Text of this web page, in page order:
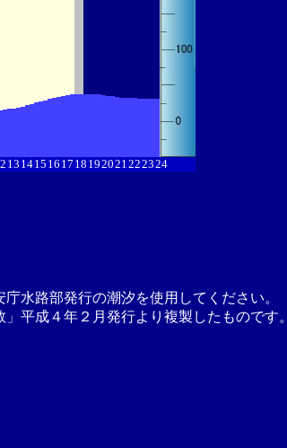
13 1415 16 17 18 192021222324
水路部発行の潮汐を使用してください。
平成４年２月発行より複製したものです。